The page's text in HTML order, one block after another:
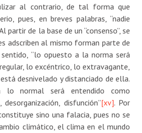
al contrario, de tal forma que
pues, en breves palabras, “nadie
partir de la base de un “consenso”, se
adscriben al mismo forman parte de
sentido, “lo opuesto a la norma será
lo excéntrico, lo extravagante,
desnivelado y distanciado de ella.
normal será entendido como
disfunción”[xv]. Por
sino una falacia, pues no se
climático, el clima en el mundo